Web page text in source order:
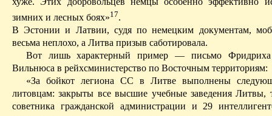
зимних и лесных боях»17.
В Эстонии и Латвии, судя по немецким документам,
весьма неплохо, а Литва призыв саботировала.
Вот лишь характерный пример — письмо
Вильнюса в рейхсминистерство по Восточным территориям:
«За бойкот легиона СС в Литве выполнены
литовцам: закрыты все высшие учебные заведения Литвы,
советника гражданской администрации и 29